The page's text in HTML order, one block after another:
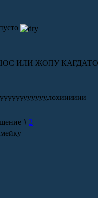
ИЛИ ЖОПУ КАГДАТО
# 2